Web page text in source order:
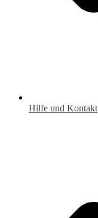
Hilfe und Kontakt